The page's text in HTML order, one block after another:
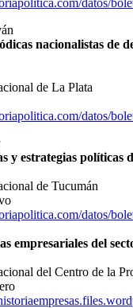
datos/
nacionalistas de
de La Plata
datos/
y estrategias políticas
de Tucumán
datos/
empresariales del
del Centro de la